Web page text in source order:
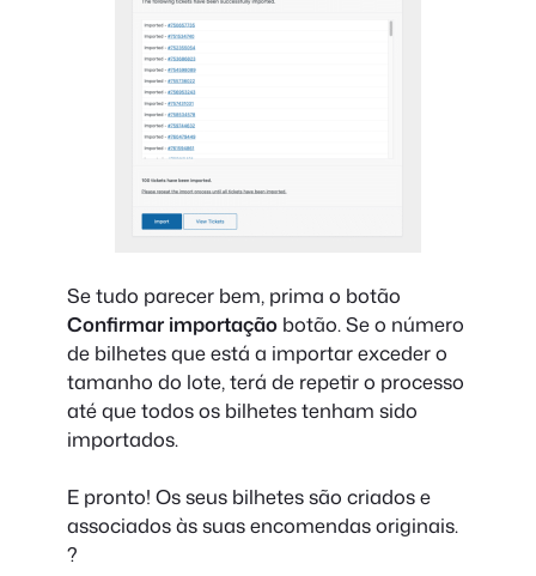
Se tudo parecer bem, prima o botão
Confirmar importação botão. Se o número
de bilhetes que está a importar exceder o
tamanho do lote, terá de repetir o processo
até que todos os bilhetes tenham sido
importados.
E pronto! Os seus bilhetes são criados e
associados às suas encomendas originais.
?